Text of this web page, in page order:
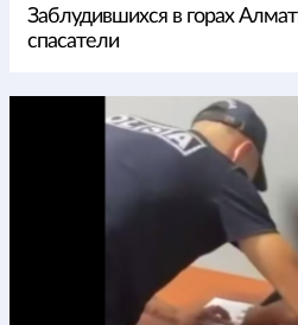
Заблудившихся в горах
спасатели